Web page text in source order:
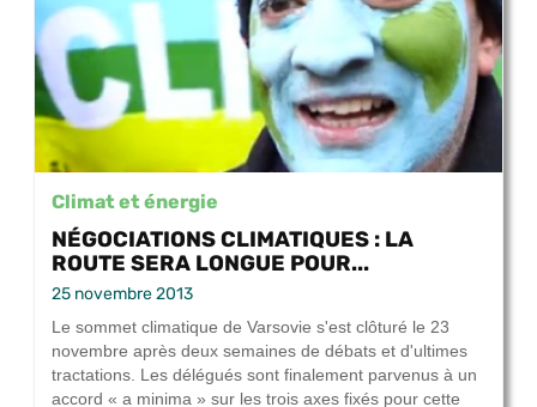
Climat et énergie
NÉGOCIATIONS CLIMATIQUES : LA
ROUTE SERA LONGUE POUR...
25 novembre 2013
Le sommet climatique de Varsovie s'est clôturé le 23
novembre après deux semaines de débats et d'ultimes
tractations. Les délégués sont finalement parvenus à un
accord « a minima » sur les trois axes fixés pour cette